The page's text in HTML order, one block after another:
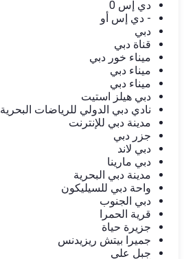
دي إس 0
- دي إس أو
دبي
قناة دبي
ميناء خور دبي
ميناء دبي
ميناء دبي
دبي هيلز استيت
نادي دبي الدولي للرياضات البحرية
مدينة دبي للإنترنت
جزر دبي
دبي لاند
دبي مارينا
مدينة دبي البحرية
واحة دبي للسيليكون
دبي الجنوب
قرية الحمرا
جزيرة حياة
جميرا بيتش ريزيدنس
جبل علي